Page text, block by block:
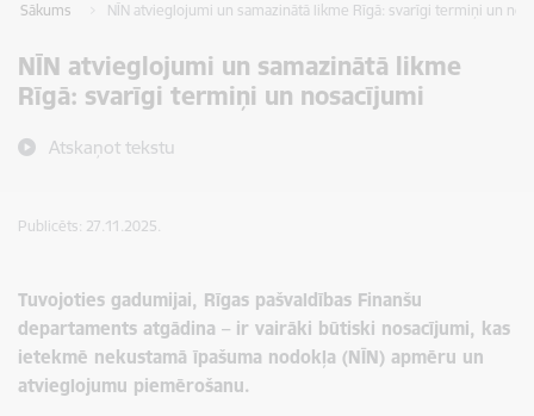
Sākums NĪN atvieglojumi un samazinātā likme Rīgā: svarīgi termiņi un
NĪN atvieglojumi un samazinātā likme
Rīgā: svarīgi termiņi un nosacījumi
Atskaņot tekstu
Publicēts: 27.11.2025.
Tuvojoties gadumijai, Rīgas pašvaldības Finanšu
departaments atgādina – ir vairāki būtiski nosacījumi, kas
ietekmē nekustamā īpašuma nodokļa (NĪN) apmēru un
atvieglojumu piemērošanu.